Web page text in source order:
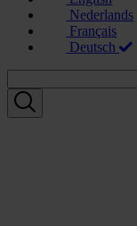
Nederlands
Français
Deutsch